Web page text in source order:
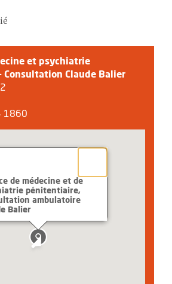
et psychiatrie
Claude Balier
1860
de médecine et de
pénitentiaire,
ambulatoire
Balier